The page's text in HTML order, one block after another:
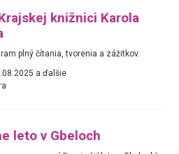
knižnici Karola
plný čítania, tvorenia a zážitkov.
a ďalšie
leto v Gbeloch